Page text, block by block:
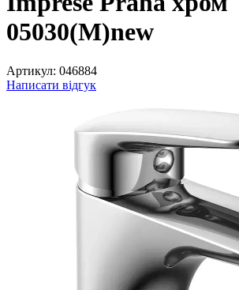
05030(M)new
Артикул: 046884
Написати відгук